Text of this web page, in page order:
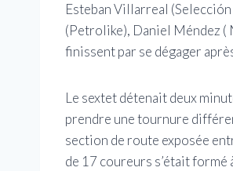
Esteban Villarreal
(Petrolike), Daniel Méndez (
finissent par se dégager
Le sextet détenait deux
prendre une tournure
section de route exposée
de 17 coureurs s’était formé